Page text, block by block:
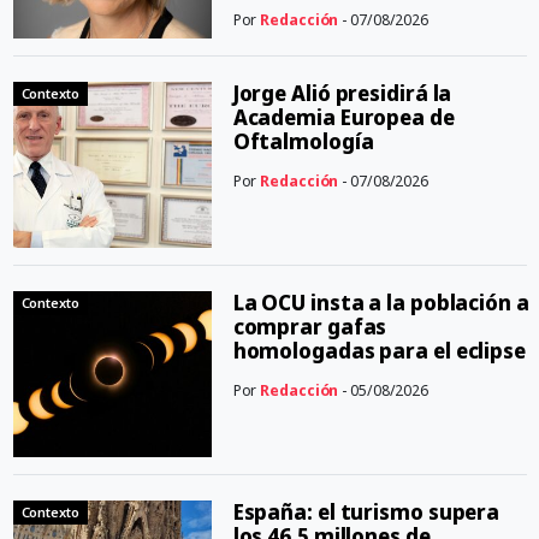
Por Redacción - 07/08/2026
Contexto
Jorge Alió presidirá la
Academia Europea de
Oftalmología
Por Redacción - 07/08/2026
Contexto
La OCU insta a la población a
comprar gafas
homologadas para el eclipse
Por Redacción - 05/08/2026
Contexto
España: el turismo supera